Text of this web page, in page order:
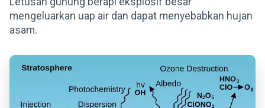
mengeluarkan uap air dan dapat menyebabkan hujan
asam.